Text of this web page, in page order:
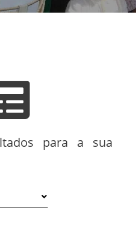
para a sua